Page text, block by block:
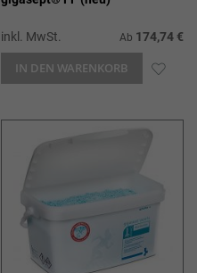
inkl. MwSt. Ab 174,74 €
IN DEN WARENKORB ZUR